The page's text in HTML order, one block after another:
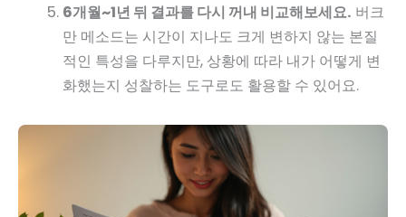
6개월~1년 뒤 결과를 다시 꺼내 비교해보세요. 버크
만 메소드는 시간이 지나도 크게 변하지 않는 본질
적인 특성을 다루지만, 상황에 따라 내가 어떻게 변
화했는지 성찰하는 도구로도 활용할 수 있어요.